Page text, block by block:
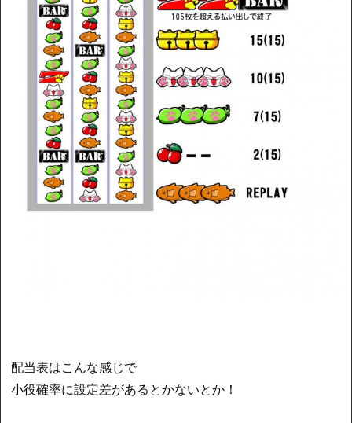
配当表はこんな感じで
小役確率に設定差があるとかないとか！